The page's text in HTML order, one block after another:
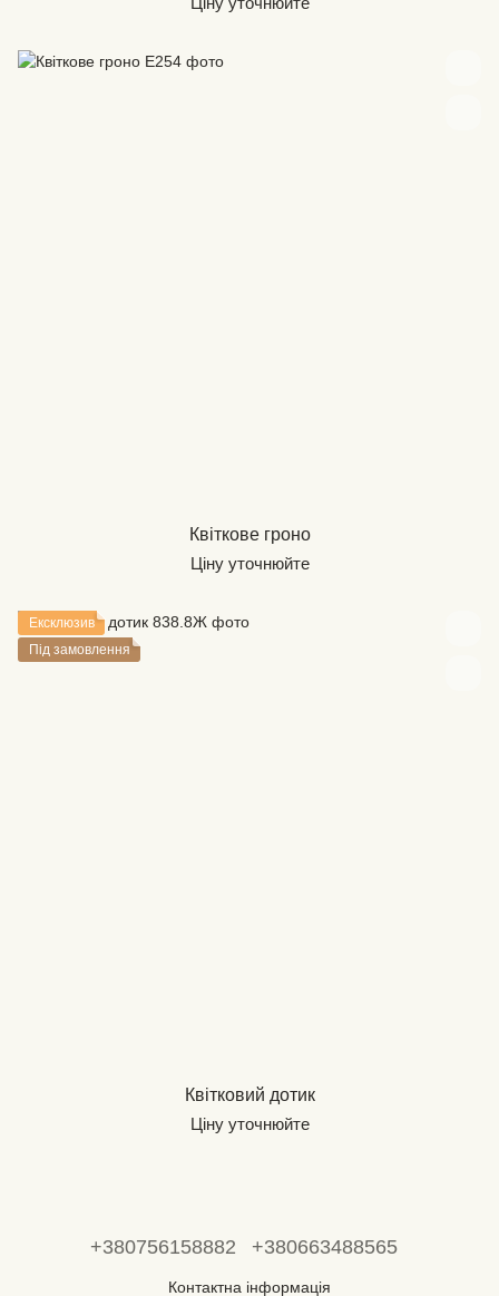
Квіткове гроно
Ціну уточнюйте
Ексклюзив
Під замовлення
Квітковий дотик
Ціну уточнюйте
+380756158882 +380663488565
Контактна інформація